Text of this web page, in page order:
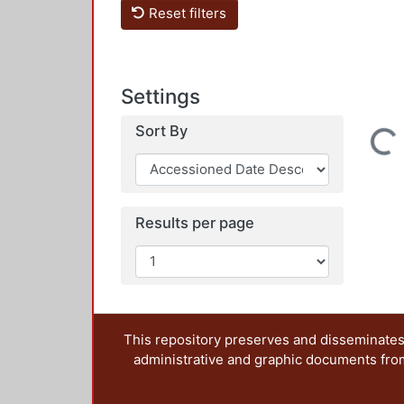
Reset filters
Settings
Sort By
Results per page
Loading...
This repository preserves and
administrative and graphic documents